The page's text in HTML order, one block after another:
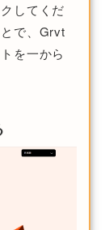
してくだ
で、Grvt
を一から